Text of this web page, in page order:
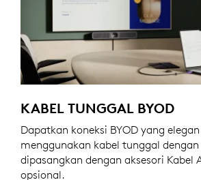
KABEL TUNGGAL BYOD
Dapatkan koneksi BYOD yang
menggunakan kabel tunggal
dipasangkan dengan aksesori Kabel
opsional.